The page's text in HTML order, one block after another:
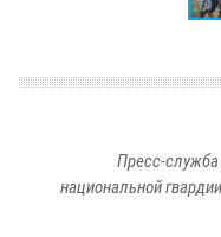
Пресс-
национальной